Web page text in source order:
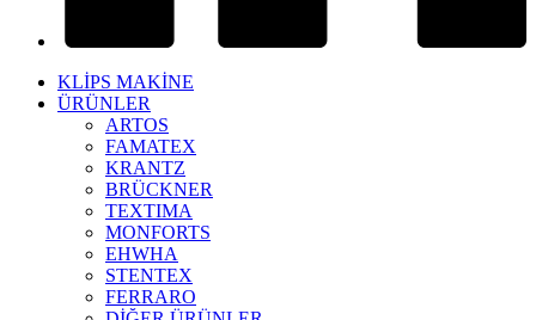
KLİPS MAKİNE
ÜRÜNLER
ARTOS
FAMATEX
KRANTZ
BRÜCKNER
TEXTIMA
MONFORTS
EHWHA
STENTEX
FERRARO